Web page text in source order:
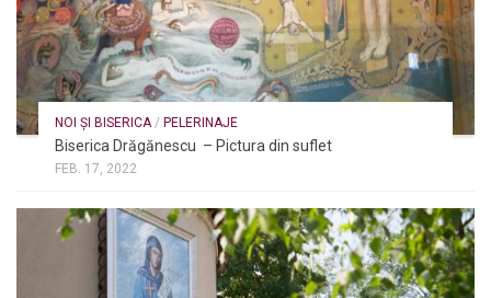
NOI ȘI BISERICA / PELERINAJE
Biserica Drăgănescu – Pictura din suflet
FEB. 17, 2022